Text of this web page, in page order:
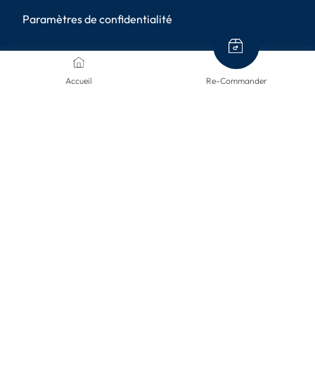
Accueil Re-Commander
Paramètres de confidentialité
MÉTHODES DE PAIEMENT